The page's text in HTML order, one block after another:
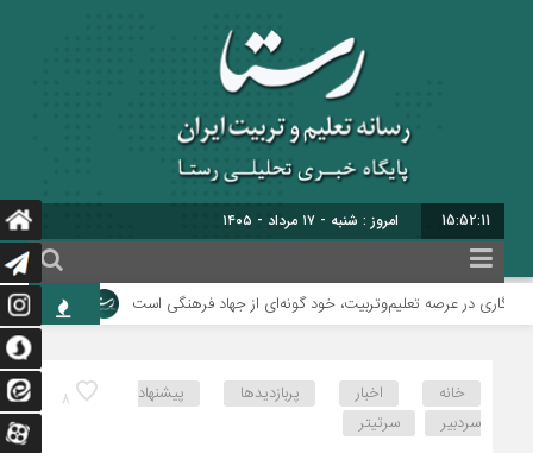
15:52:12 برابر با : 24 - صفر - 1448
در عرصه تعلیم‌وتربیت، خود گونه‌ای از جهاد فرهنگی است وزیر
8 خانه اخبار پربازدیدها
پیشنهاد
سردبیر
سرتیتر